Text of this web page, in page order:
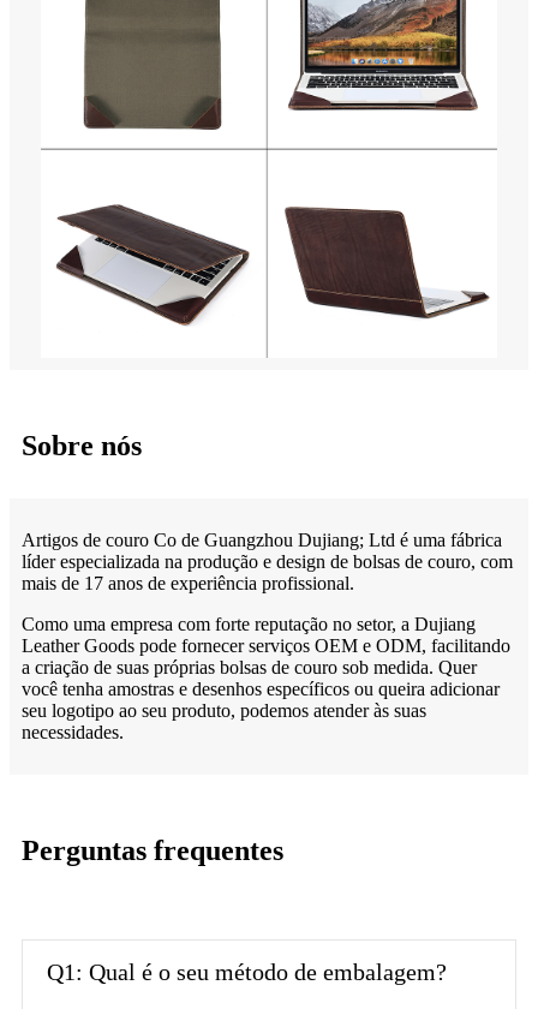
Sobre nós
Artigos de couro Co de Guangzhou Dujiang; Ltd é uma fábrica
líder especializada na produção e design de bolsas de couro, com
mais de 17 anos de experiência profissional.
Como uma empresa com forte reputação no setor, a Dujiang
Leather Goods pode fornecer serviços OEM e ODM, facilitando
a criação de suas próprias bolsas de couro sob medida. Quer
você tenha amostras e desenhos específicos ou queira adicionar
seu logotipo ao seu produto, podemos atender às suas
necessidades.
Perguntas frequentes
Q1: Qual é o seu método de embalagem?